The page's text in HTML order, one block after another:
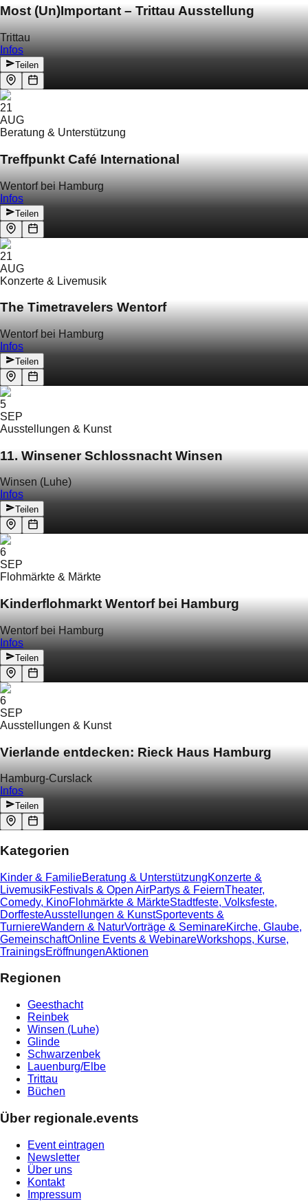
Most (Un)Important – Trittau Ausstellung
Trittau
Infos
Teilen
21
AUG
Beratung & Unterstützung
Treffpunkt Café International
Wentorf bei Hamburg
Infos
Teilen
21
AUG
Konzerte & Livemusik
The Timetravelers Wentorf
Wentorf bei Hamburg
Infos
Teilen
5
SEP
Ausstellungen & Kunst
11. Winsener Schlossnacht Winsen
Winsen (Luhe)
Infos
Teilen
6
SEP
Flohmärkte & Märkte
Kinderflohmarkt Wentorf bei Hamburg
Wentorf bei Hamburg
Infos
Teilen
6
SEP
Ausstellungen & Kunst
Vierlande entdecken: Rieck Haus Hamburg
Hamburg-Curslack
Infos
Teilen
Kategorien
Kinder & FamilieBeratung & UnterstützungKonzerte &
LivemusikFestivals & Open AirPartys & FeiernTheater,
Comedy, KinoFlohmärkte & MärkteStadtfeste, Volksfeste,
DorffesteAusstellungen & KunstSportevents &
TurniereWandern & NaturVorträge & SeminareKirche, Glaube,
GemeinschaftOnline Events & WebinareWorkshops, Kurse,
TrainingsEröffnungenAktionen
Regionen
Geesthacht
Reinbek
Winsen (Luhe)
Glinde
Schwarzenbek
Lauenburg/Elbe
Trittau
Büchen
Über regionale.events
Event eintragen
Newsletter
Über uns
Kontakt
Impressum